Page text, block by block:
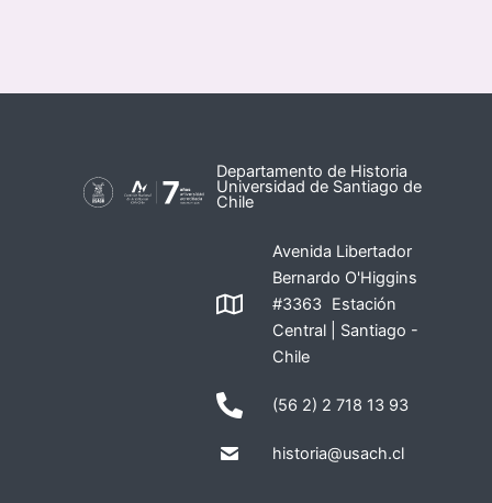
Departamento de Historia
Universidad de Santiago de
Chile
Avenida Libertador
Bernardo O'Higgins
#3363 Estación
Central | Santiago -
Chile
(56 2) 2 718 13 93
historia@usach.cl